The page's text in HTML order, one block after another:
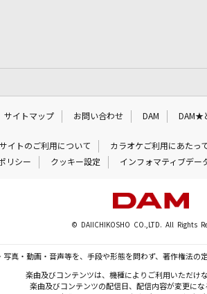
サイトマップ お問い合わせ DAM DAM★
サイトのご利用について カラオケご利用にあたっ
リシー クッキー設定 インフォマティブデー
© DAIICHIKOSHO CO.,LTD. All Rights
真・動画・音声等を、手段や形態を問わず、著作権法
楽曲及びコンテンツは、機種によりご利用いただけ
楽曲及びコンテンツの配信日、配信内容が変更にな